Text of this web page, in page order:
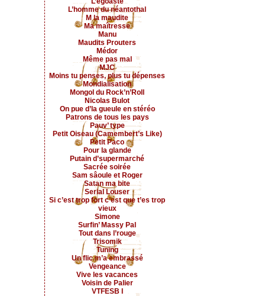
L’homme du néantothal
M la maudite
Ma maîtresse
Manu
Maudits Prouters
Médor
Même pas mal
MJC
Moins tu penses, plus tu dépenses
Mondialisation
Mongol du Rock’n’Roll
Nicolas Bulot
On pue d’la gueule en stéréo
Patrons de tous les pays
Pauv’ type
Petit Oiseau (Camembert’s Like)
Petit Paco
Pour la glande
Putain d’supermarché
Sacrée soirée
Sam sâoule et Roger
Satan ma bite
Serial Louser
Si c’est trop fort c’est que t’es trop
vieux
Simone
Surfin’ Massy Pal
Tout dans l’rouge
Trisomik
Tuning
Un flic m’a embrassé
Vengeance
Vive les vacances
Voisin de Palier
VTFESB I